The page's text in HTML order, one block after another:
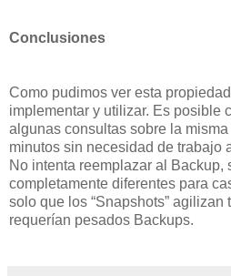
Conclusiones
Como pudimos ver esta
implementar y utilizar. Es posible
algunas consultas sobre la
minutos sin necesidad de trabajo
No intenta reemplazar al Backup,
completamente diferentes para
solo que los “Snapshots” agilizan
requerían pesados Backups.